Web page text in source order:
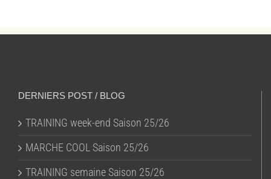
DERNIERS POST / BLOG
TRAINING week-end Saison 25/26
MARCHE COOL Saison 25/26
TRAINING semaine Saison 25/26